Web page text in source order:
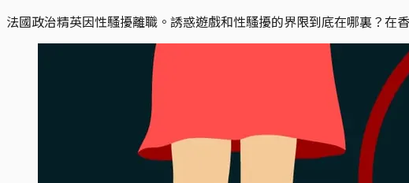
法國政治精英因性騷擾離職。誘惑遊戲和性騷擾的界限到底在哪裏？在